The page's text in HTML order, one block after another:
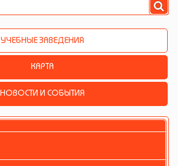
УЧЕБНЫЕ ЗАВЕДЕНИЯ
КАРТА
НОВОСТИ И СОБЫТИЯ